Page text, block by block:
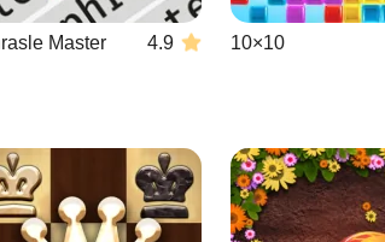
Master 4.9 10×10